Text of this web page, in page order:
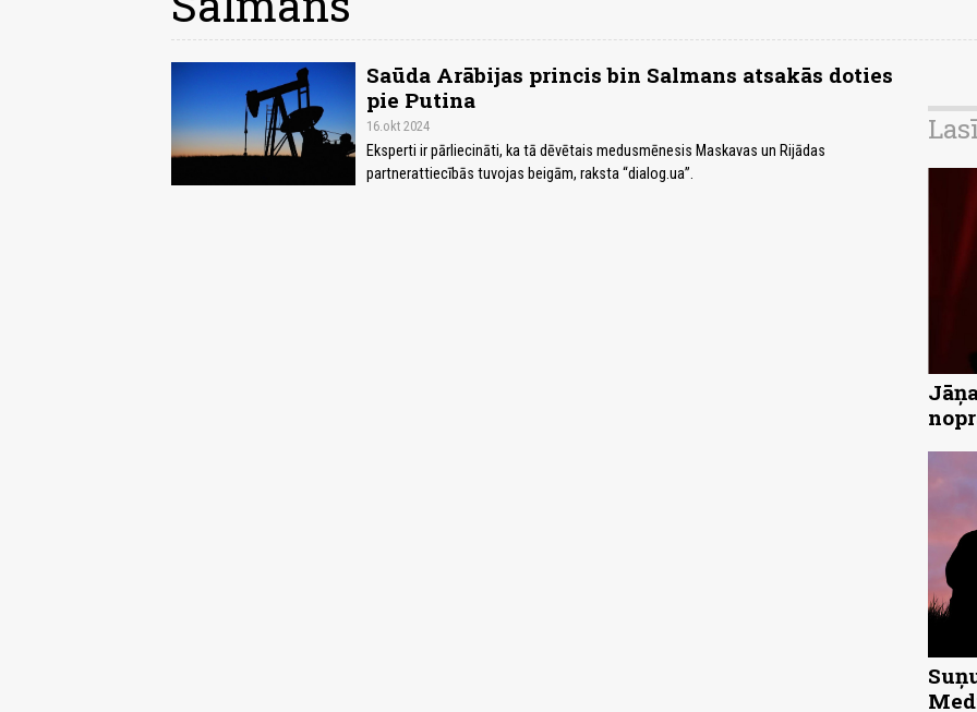
Saūda Arābijas princis bin Salmans atsakās doties
pie Putina
16.okt 2024
Eksperti ir pārliecināti, ka tā dēvētais medusmēnesis Maskavas un Rijādas
partnerattiecībās tuvojas beigām, raksta “dialog.ua”.